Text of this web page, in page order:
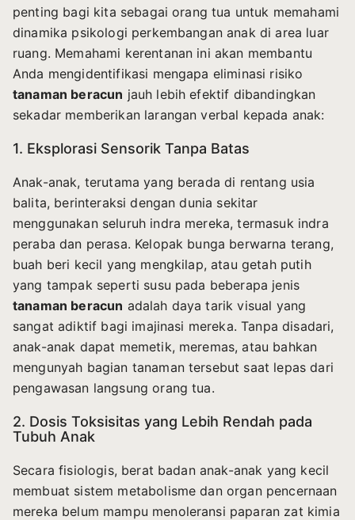
penting bagi kita sebagai orang tua untuk memahami
dinamika psikologi perkembangan anak di area luar
ruang. Memahami kerentanan ini akan membantu
Anda mengidentifikasi mengapa eliminasi risiko
tanaman beracun jauh lebih efektif dibandingkan
sekadar memberikan larangan verbal kepada anak:
1. Eksplorasi Sensorik Tanpa Batas
Anak-anak, terutama yang berada di rentang usia
balita, berinteraksi dengan dunia sekitar
menggunakan seluruh indra mereka, termasuk indra
peraba dan perasa. Kelopak bunga berwarna terang,
buah beri kecil yang mengkilap, atau getah putih
yang tampak seperti susu pada beberapa jenis
tanaman beracun adalah daya tarik visual yang
sangat adiktif bagi imajinasi mereka. Tanpa disadari,
anak-anak dapat memetik, meremas, atau bahkan
mengunyah bagian tanaman tersebut saat lepas dari
pengawasan langsung orang tua.
2. Dosis Toksisitas yang Lebih Rendah pada
Tubuh Anak
Secara fisiologis, berat badan anak-anak yang kecil
membuat sistem metabolisme dan organ pencernaan
mereka belum mampu menoleransi paparan zat kimia